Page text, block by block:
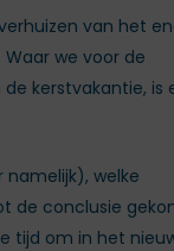
van het
we voor de
kerstvakantie, is
welke
de conclusie
tijd om in het